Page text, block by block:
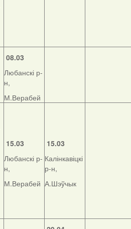
08.03
Любанскі р-
н,
М.Верабей
15.03
Любанскі р-
н,
М.Верабей
15.03
Калінкавіцкі
р-н,
А.Шэўчык